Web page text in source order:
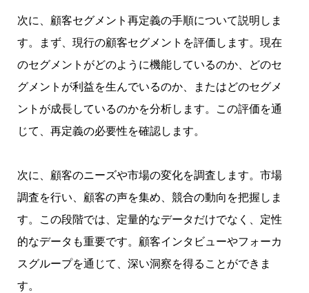
次に、顧客セグメント再定義の手順について説明しま
す。まず、現行の顧客セグメントを評価します。現在
のセグメントがどのように機能しているのか、どのセ
グメントが利益を生んでいるのか、またはどのセグメ
ントが成長しているのかを分析します。この評価を通
じて、再定義の必要性を確認します。
次に、顧客のニーズや市場の変化を調査します。市場
調査を行い、顧客の声を集め、競合の動向を把握しま
す。この段階では、定量的なデータだけでなく、定性
的なデータも重要です。顧客インタビューやフォーカ
スグループを通じて、深い洞察を得ることができま
す。